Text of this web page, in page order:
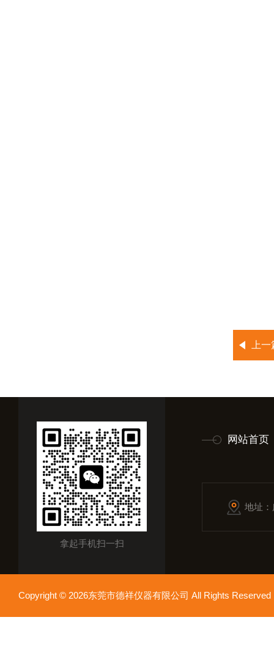
上
拿起手机扫一扫
网站首页
地址
Copyright © 2026东莞市德祥仪器有限公司 All Rights